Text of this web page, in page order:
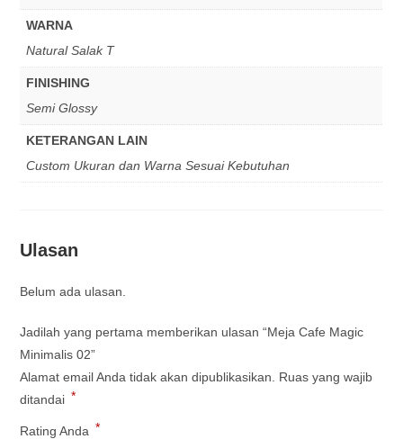
WARNA
Natural Salak T
FINISHING
Semi Glossy
KETERANGAN LAIN
Custom Ukuran dan Warna Sesuai Kebutuhan
Ulasan
Belum ada ulasan.
Jadilah yang pertama memberikan ulasan “Meja Cafe Magic
Minimalis 02”
Alamat email Anda tidak akan dipublikasikan.
Ruas yang wajib
ditandai *
Rating Anda *